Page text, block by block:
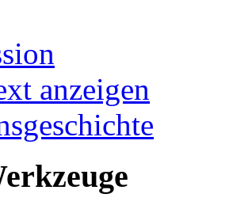
anzeigen